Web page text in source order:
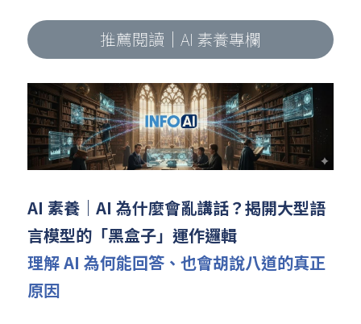
推薦閱讀｜AI 素養專欄
AI 素養｜AI 為什麼會亂講話？揭開大型語
言模型的「黑盒子」運作邏輯
理解 AI 為何能回答、也會胡說八道的真正
原因